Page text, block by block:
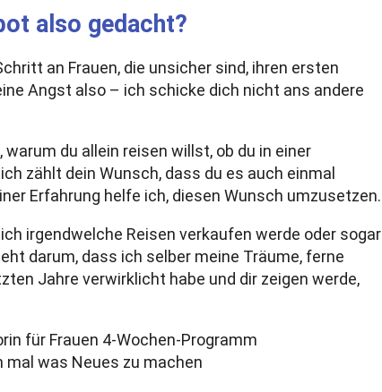
also gedacht?
an Frauen, die unsicher sind, ihren ersten
Angst also – ich schicke dich nicht ans andere
du allein reisen willst, ob du in einer
zählt dein Wunsch, dass du es auch einmal
Erfahrung helfe ich, diesen Wunsch umzusetzen.
irgendwelche Reisen verkaufen werde oder sogar
darum, dass ich selber meine Träume, ferne
Jahre verwirklicht habe und dir zeigen werde,
mal was Neues zu machen